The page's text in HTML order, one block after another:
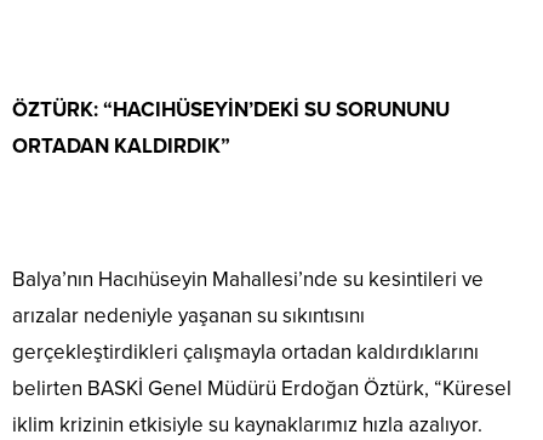
ÖZTÜRK: “HACIHÜSEYİN’DEKİ SU SORUNUNU
ORTADAN KALDIRDIK”
Balya’nın Hacıhüseyin Mahallesi’nde su kesintileri ve
arızalar nedeniyle yaşanan su sıkıntısını
gerçekleştirdikleri çalışmayla ortadan kaldırdıklarını
belirten BASKİ Genel Müdürü Erdoğan Öztürk, “Küresel
iklim krizinin etkisiyle su kaynaklarımız hızla azalıyor.